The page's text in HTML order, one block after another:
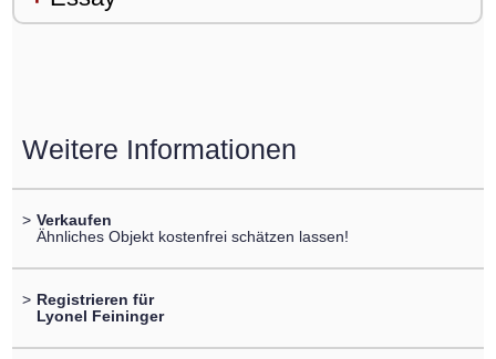
Weitere Informationen
> Verkaufen
Ähnliches Objekt kostenfrei schätzen lassen!
> Registrieren für
Lyonel Feininger